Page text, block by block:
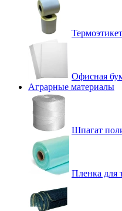
Офисная
Аграрные материалы
Шпагат
Пленка для